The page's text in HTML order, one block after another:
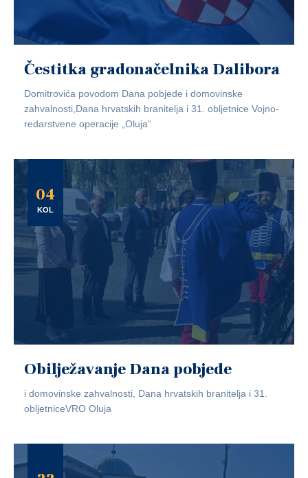
Čestitka gradonačelnika Dalibora
Domitrovića povodom Dana pobjede i domovinske
zahvalnosti,Dana hrvatskih branitelja i 31. obljetnice Vojno-
redarstvene operacije „Oluja“
04
KOL
Obilježavanje Dana pobjede
i domovinske zahvalnosti, Dana hrvatskih branitelja i 31.
obljetniceVRO Oluja